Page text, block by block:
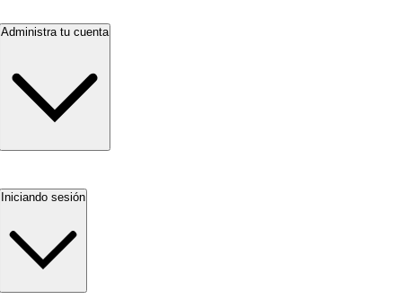
Administra tu cuenta
Iniciando sesión